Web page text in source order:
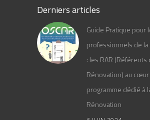
Derniers articles
Guide Pratique pour
professionnels de
: les RAR (Référents
Rénovation) au cœur
programme dédié à
Rénovation